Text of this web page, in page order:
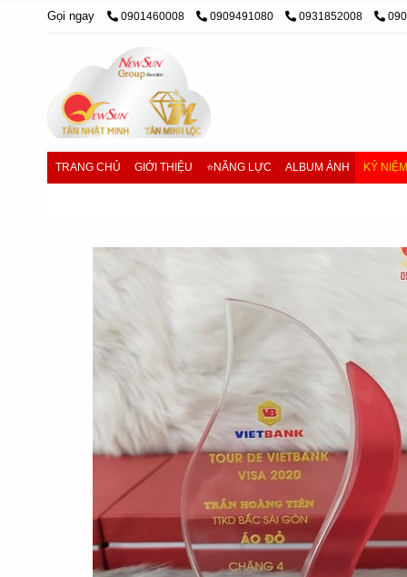
Gọi ngay 0901460008 0909491080 0931852008
TRANG CHỦ GIỚI THIỆU ⭐NĂNG LỰC ALBUM ẢNH KỶ